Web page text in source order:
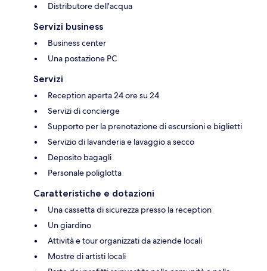
Distributore dell'acqua
Servizi business
Business center
Una postazione PC
Servizi
Reception aperta 24 ore su 24
Servizi di concierge
Supporto per la prenotazione di escursioni e biglietti
Servizio di lavanderia e lavaggio a secco
Deposito bagagli
Personale poliglotta
Caratteristiche e dotazioni
Una cassetta di sicurezza presso la reception
Un giardino
Attività e tour organizzati da aziende locali
Mostre di artisti locali